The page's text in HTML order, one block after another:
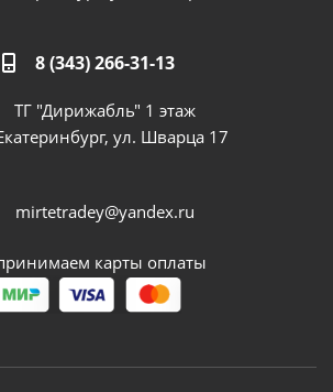
8 (343) 266-31-13
ТГ "Дирижабль" 1 этаж
ул. Шварца 17
mirtetradey@yandex.ru
карты оплаты